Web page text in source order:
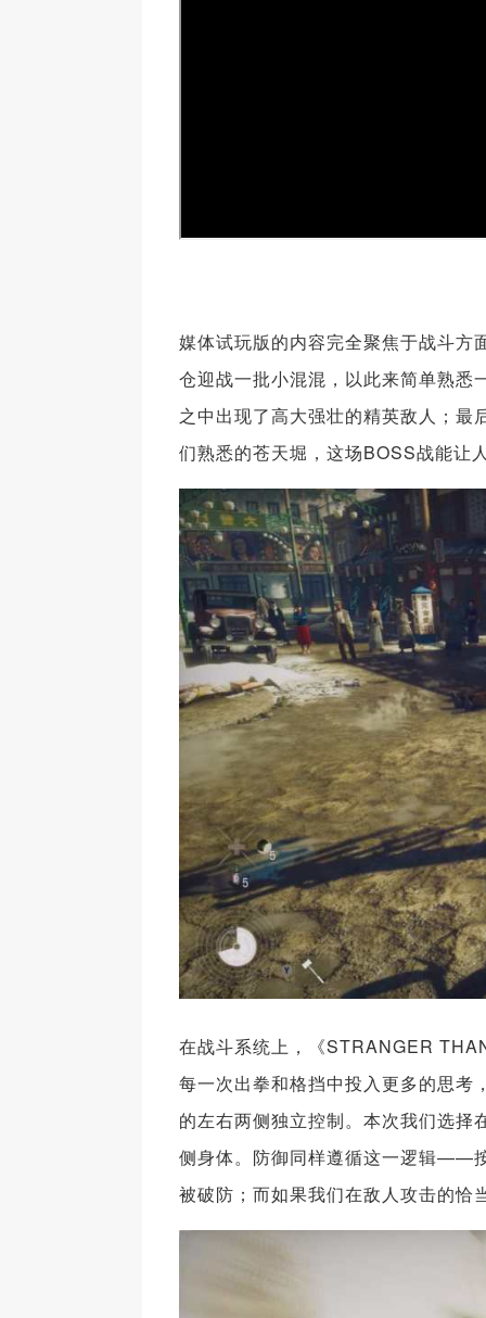
媒体试玩版的内容完全聚焦于战斗方
仓迎战一批小混混，以此来简单熟悉
之中出现了高大强壮的精英敌人；
们熟悉的苍天堀，这场BOSS战能让
在战斗系统上，《STRANGER
每一次出拳和格挡中投入更多的思考
的左右两侧独立控制。本次我们选
侧身体。防御同样遵循这一逻辑——
被破防；而如果我们在敌人攻击的